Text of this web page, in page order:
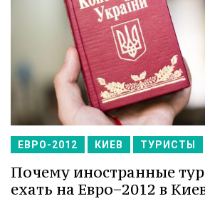
ЕВРО-2012 КИЕВ ТУРИСТЫ
Почему иностранные
ехать на Евро−2012 в